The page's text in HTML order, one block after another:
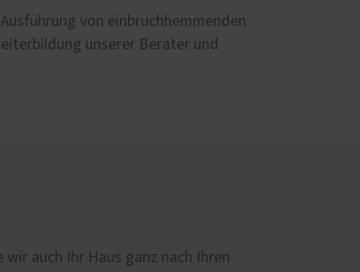
von einbruchhemmenden
unserer Berater und
auch Ihr Haus ganz nach Ihren